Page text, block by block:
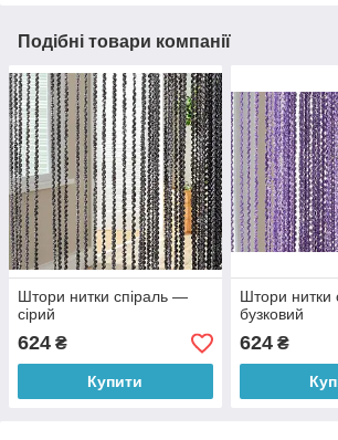
Подібні товари компанії
Штори нитки спіраль —
сірий
624 ₴
Купити
Штори нитки
бузковий
624₴